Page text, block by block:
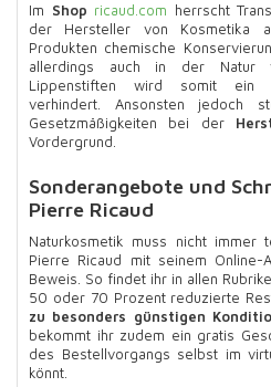
Im Shop ricaud.com herrscht
der Hersteller von Kosmetika
Produkten chemische
allerdings auch in der Natur
Lippenstiften wird somit ein
verhindert. Ansonsten jedoch
Gesetzmäßigkeiten bei der
Vordergrund.
Sonderangebote und
Pierre Ricaud
Naturkosmetik muss nicht
Pierre Ricaud mit seinem
Beweis. So findet ihr in allen
50 oder 70 Prozent reduzierte
zu besonders günstigen
bekommt ihr zudem ein gratis
des Bestellvorgangs selbst im
könnt.